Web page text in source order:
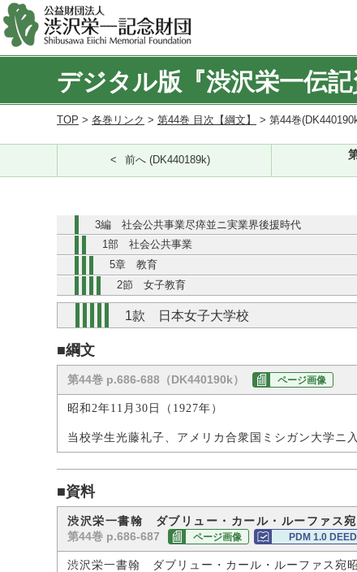
デジタル版『渋沢栄一伝記
TOP > 各巻リンク > 第44巻 目次【綱文】 > 第44巻
前へ (DK440189k)
3編 社会公共事業尽瘁並ニ実業界後援時代
1部 社会公共事業
5章 教育
2節 女子教育
1款 日本女子大学校
■綱文
第44巻 p.686-688（DK440190k） ページ画像
昭和2年11月30日（1927年）
当校学生光藤礼子、アメリカ合衆国ミシガン大学ニ
■資料
渋沢栄一書翰 ダブリュー・カール・ルーファス宛
第44巻 p.686-687
ページ画像 PDM 1.0 DEED
渋沢栄一書翰 ダブリュー・カール・ルーファス宛